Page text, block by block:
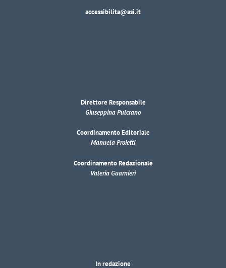
accessibilita@asi.it
Direttore Responsabile
Giuseppina Pulcrano
Coordinamento Editoriale
Manuela Proietti
Coordinamento Redazionale
Valeria Guarnieri
In redazione